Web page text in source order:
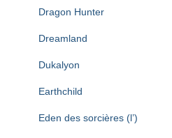
Dragon Hunter
Dreamland
Dukalyon
Earthchild
Eden des sorcières (l’)